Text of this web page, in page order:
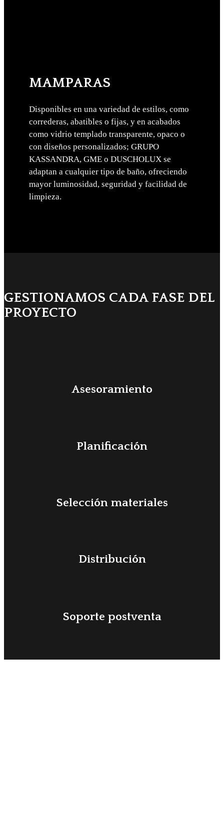
MAMPARAS
Disponibles en una variedad de estilos, como
correderas, abatibles o fijas, y en acabados
como vidrio templado transparente, opaco o
con diseños personalizados; GRUPO
KASSANDRA, GME o DUSCHOLUX se
adaptan a cualquier tipo de baño, ofreciendo
mayor luminosidad, seguridad y facilidad de
limpieza.
GESTIONAMOS CADA FASE DEL
PROYECTO
Asesoramiento
Planificación
Selección materiales
Distribución
Soporte postventa